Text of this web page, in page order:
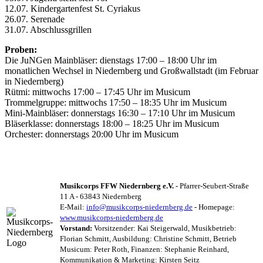
12.07. Kindergartenfest St. Cyriakus
26.07. Serenade
31.07. Abschlussgrillen
Proben:
Die JuNGen Mainbläser: dienstags 17:00 – 18:00 Uhr im
monatlichen Wechsel in Niedernberg und Großwallstadt (im Februar
in Niedernberg)
Rütmi: mittwochs 17:00 – 17:45 Uhr im Musicum
Trommelgruppe: mittwochs 17:50 – 18:35 Uhr im Musicum
Mini-Mainbläser: donnerstags 16:30 – 17:10 Uhr im Musicum
Bläserklasse: donnerstags 18:00 – 18:25 Uhr im Musicum
Orchester: donnerstags 20:00 Uhr im Musicum
Musikcorps FFW Niedernberg e.V. - Pfarrer-Seubert-Straße
11 A - 63843 Niedernberg
E-Mail: info@musikcorps-niedernberg.de - Homepage:
www.musikcorps-niedernberg.de
Vorstand: Vorsitzender: Kai Steigerwald, Musikbetrieb:
Florian Schmitt, Ausbildung: Christine Schmitt, Betrieb
Musicum: Peter Roth, Finanzen: Stephanie Reinhard,
Kommunikation & Marketing: Kirsten Seitz